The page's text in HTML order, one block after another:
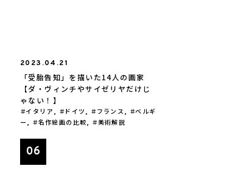
2023.04.21
「受胎告知」を描いた14人の画家
【ダ・ヴィンチやサイゼリヤだけじ
ゃない！】
イタリア , ドイツ , フランス ,
ベルギ
ー , 名作絵画の比較, 美術解説